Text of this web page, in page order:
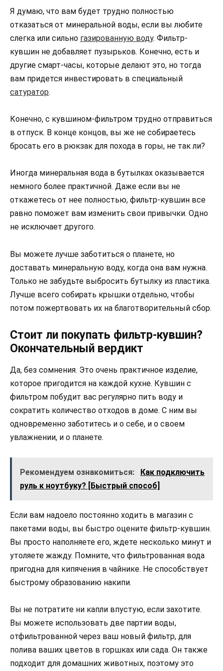
Я думаю, что вам будет трудно полностью
отказаться от минеральной воды, если вы любите
слегка или сильно газированную воду. Фильтр-
кувшин не добавляет пузырьков. Конечно, есть и
другие смарт-часы, которые делают это, но тогда
вам придется инвестировать в специальный
сатуратор.
Конечно, с кувшином-фильтром трудно отправиться
в отпуск. В конце концов, вы же не собираетесь
бросать его в рюкзак для похода в горы, не так ли?
Иногда минеральная вода в бутылках оказывается
немного более практичной. Даже если вы не
откажетесь от нее полностью, фильтр-кувшин все
равно поможет вам изменить свои привычки. Одно
не исключает другого.
Вы можете лучше заботиться о планете, но
доставать минеральную воду, когда она вам нужна.
Только не забудьте выбросить бутылку из пластика.
Лучше всего собирать крышки отдельно, чтобы
потом пожертвовать их на благотворительный сбор.
Стоит ли покупать фильтр-кувшин?
Окончательный вердикт
Да, без сомнения. Это очень практичное изделие,
которое пригодится на каждой кухне. Кувшин с
фильтром побудит вас регулярно пить воду и
сократить количество отходов в доме. С ним вы
одновременно заботитесь и о себе, и о своем
увлажнении, и о планете.
Рекомендуем ознакомиться:
Как подключить
руль к ноутбуку? [Быстрый способ]
Если вам надоело постоянно ходить в магазин с
пакетами воды, вы быстро оцените фильтр-кувшин.
Вы просто наполняете его, ждете несколько минут и
утоляете жажду. Помните, что фильтрованная вода
пригодна для кипячения в чайнике. Не способствует
быстрому образованию накипи.
Вы не потратите ни капли впустую, если захотите.
Вы можете использовать две партии воды,
отфильтрованной через ваш новый фильтр, для
полива ваших цветов в горшках или сада. Он также
подходит для домашних животных, поэтому это